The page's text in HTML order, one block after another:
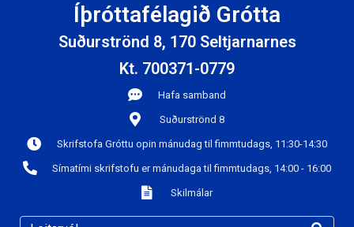
Íþróttafélagið Grótta
Suðurströnd 8, 170 Seltjarnarnes
Kt. 700371-0779
Hafa samband
Suðurströnd 8
Skrifstofa Gróttu opin mánudag til fimmtudags, 11:30-14:30
Símatími skrifstofu er mánudaga til fimmtudags, 14:00 - 16:00
Skilmálar